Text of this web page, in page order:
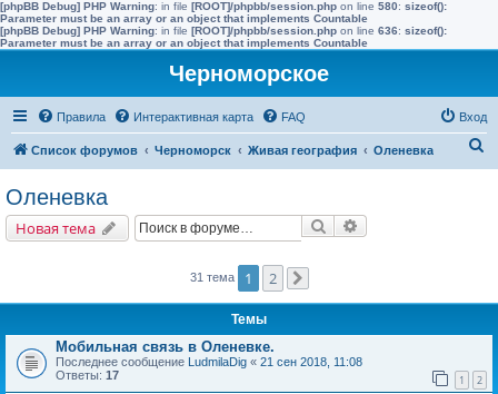
[phpBB Debug] PHP Warning: in file [ROOT]/phpbb/session.php on line 580: sizeof():
Parameter must be an array or an object that implements Countable
[phpBB Debug] PHP Warning: in file [ROOT]/phpbb/session.php on line 636: sizeof():
Parameter must be an array or an object that implements Countable
Черноморское
Правила Интерактивная карта FAQ Вход
Список форумов Черноморск Живая география Оленевка
Оленевка
Новая тема Поиск
31 тема 1 2
Темы
Мобильная связь в Оленевке.
Последнее сообщение LudmilaDig « 21 сен 2018, 11:08
Ответы: 17 1 2